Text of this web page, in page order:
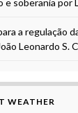
e soberania por
a regulação
Leonardo S.
WEATHER